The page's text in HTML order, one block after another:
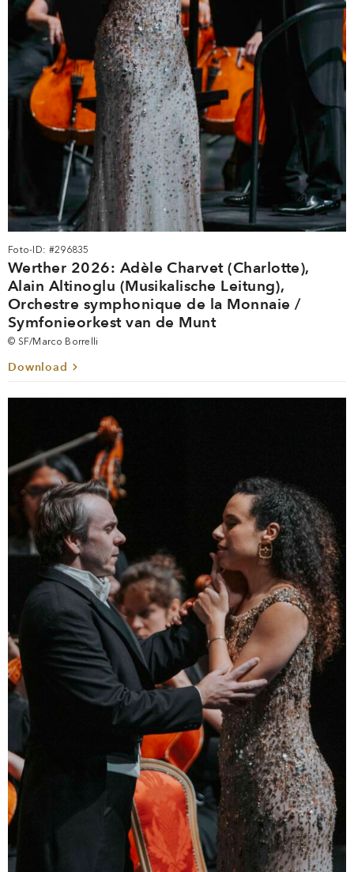
Foto-ID: #296835
Werther 2026: Adèle Charvet (Charlotte),
Alain Altinoglu (Musikalische Leitung),
Orchestre symphonique de la Monnaie /
Symfonieorkest van de Munt
© SF/Marco Borrelli
Download